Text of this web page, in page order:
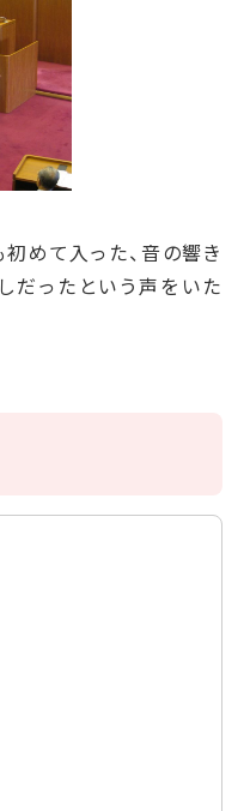
めて入った、音の響き
だったという声をいた